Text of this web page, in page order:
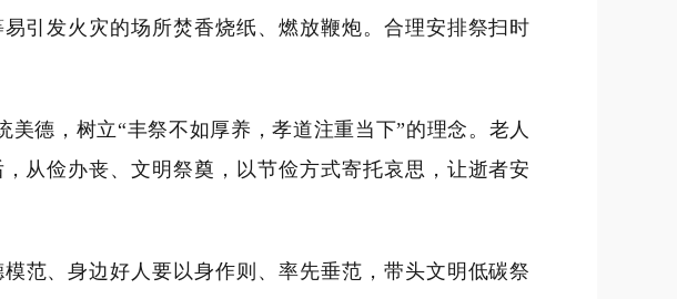
引发火灾的场所焚香烧纸、燃放鞭炮。合理安排祭扫时
美德，树立“丰祭不如厚养，孝道注重当下”的理念。老人
从俭办丧、文明祭奠，以节俭方式寄托哀思，让逝者安
范、身边好人要以身作则、率先垂范，带头文明低碳祭